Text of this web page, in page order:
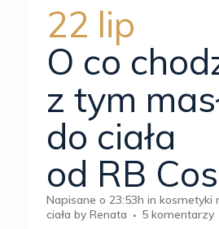
22 lip
O co
z tym
do ciała
od RB
Napisane o 23:53h in kosmetyki
ciała by Renata 5 komentarzy